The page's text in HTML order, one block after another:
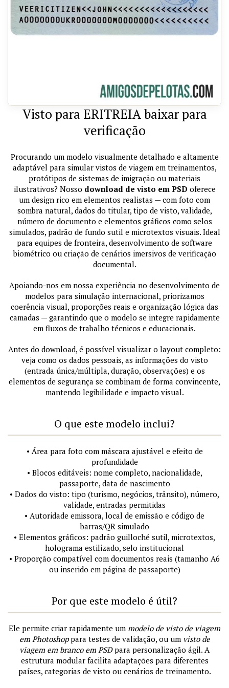
Visto para ERITREIA baixar para
verificação
Procurando um modelo visualmente detalhado e altamente
adaptável para simular vistos de viagem em treinamentos,
protótipos de sistemas de imigração ou materiais
ilustrativos? Nosso download de visto em PSD oferece
um design rico em elementos realistas — com foto com
sombra natural, dados do titular, tipo de visto, validade,
número de documento e elementos gráficos como selos
simulados, padrão de fundo sutil e microtextos visuais. Ideal
para equipes de fronteira, desenvolvimento de software
biométrico ou criação de cenários imersivos de verificação
documental.
Apoiando-nos em nossa experiência no desenvolvimento de
modelos para simulação internacional, priorizamos
coerência visual, proporções reais e organização lógica das
camadas — garantindo que o modelo se integre rapidamente
em fluxos de trabalho técnicos e educacionais.
Antes do download, é possível visualizar o layout completo:
veja como os dados pessoais, as informações do visto
(entrada única/múltipla, duração, observações) e os
elementos de segurança se combinam de forma convincente,
mantendo legibilidade e impacto visual.
O que este modelo inclui?
• Área para foto com máscara ajustável e efeito de
profundidade
• Blocos editáveis: nome completo, nacionalidade,
passaporte, data de nascimento
• Dados do visto: tipo (turismo, negócios, trânsito), número,
validade, entradas permitidas
• Autoridade emissora, local de emissão e código de
barras/QR simulado
• Elementos gráficos: padrão guilloché sutil, microtextos,
holograma estilizado, selo institucional
• Proporção compatível com documentos reais (tamanho A6
ou inserido em página de passaporte)
Por que este modelo é útil?
Ele permite criar rapidamente um modelo de visto de viagem
em Photoshoppara testes de validação, ou um visto de
viagem em branco em PSDpara personalização ágil. A
estrutura modular facilita adaptações para diferentes
países, categorias de visto ou cenários de treinamento.